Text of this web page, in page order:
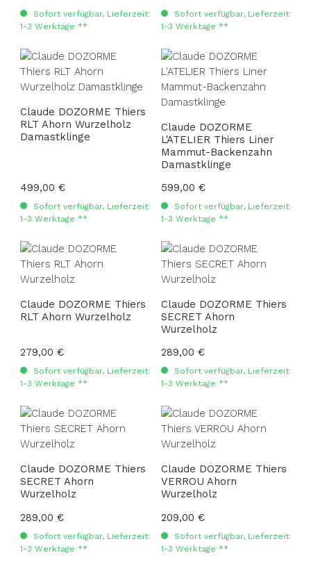
Sofort verfügbar, Lieferzeit:
1-3 Werktage **
Sofort verfügbar, Lieferzeit:
1-3 Werktage **
Claude DOZORME Thiers
RLT Ahorn Wurzelholz
Damastklinge
Regulärer Preis:
499,00 €
Sofort verfügbar, Lieferzeit:
1-3 Werktage **
Claude DOZORME
L'ATELIER Thiers Liner
Mammut-Backenzahn
Damastklinge
Regulärer Preis:
599,00 €
Sofort verfügbar, Lieferzeit:
1-3 Werktage **
Claude DOZORME Thiers
RLT Ahorn Wurzelholz
Regulärer Preis:
279,00 €
Sofort verfügbar, Lieferzeit:
1-3 Werktage **
Claude DOZORME Thiers
SECRET Ahorn
Wurzelholz
Regulärer Preis:
289,00 €
Sofort verfügbar, Lieferzeit:
1-3 Werktage **
Claude DOZORME Thiers
SECRET Ahorn
Wurzelholz
Regulärer Preis:
289,00 €
Sofort verfügbar, Lieferzeit:
1-3 Werktage **
Claude DOZORME Thiers
VERROU Ahorn
Wurzelholz
Regulärer Preis:
209,00 €
Sofort verfügbar, Lieferzeit:
1-3 Werktage **